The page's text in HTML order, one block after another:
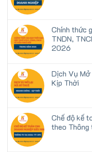
Chính thức
TNDN,
2026
Dịch Vụ Mở
Kịp Thời
Chế độ kế
theo